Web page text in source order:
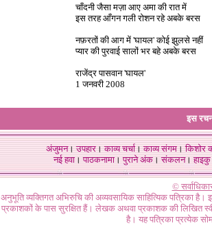
चाँदनी जैसा मज़ा आए अमा की रात में
इस तरह आँगन गली रोशन रहे अबके बरस
नफ़रतों की आग में 'घायल' कोई झुलसे नहीं
प्यार की पुरवाई सालों भर बहे अबके बरस
राजेंद्र पासवान 'घायल'
1 जनवरी 2008
इस
अंजुमन।उपहार।काव्य चर्चा।काव्य संगम।किशोर
नई हवा। पाठकनामा। पुराने अंक। संकलन। हाइकु
©
अनुभूति व्यक्तिगत अभिरुचि की अव्यवसायिक साहित्यिक पत्रिका
प्रकाशकों के पास सुरक्षित हैं। लेखक अथवा प्रकाशक की लिखित
है। यह पत्रिका प्रत्येक